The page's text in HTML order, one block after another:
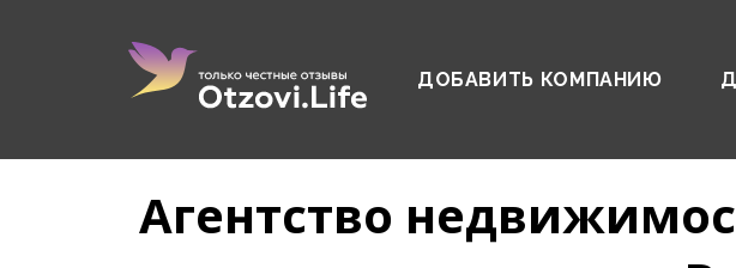
ДОБАВИТЬ КОМПАНИЮ
Агентство